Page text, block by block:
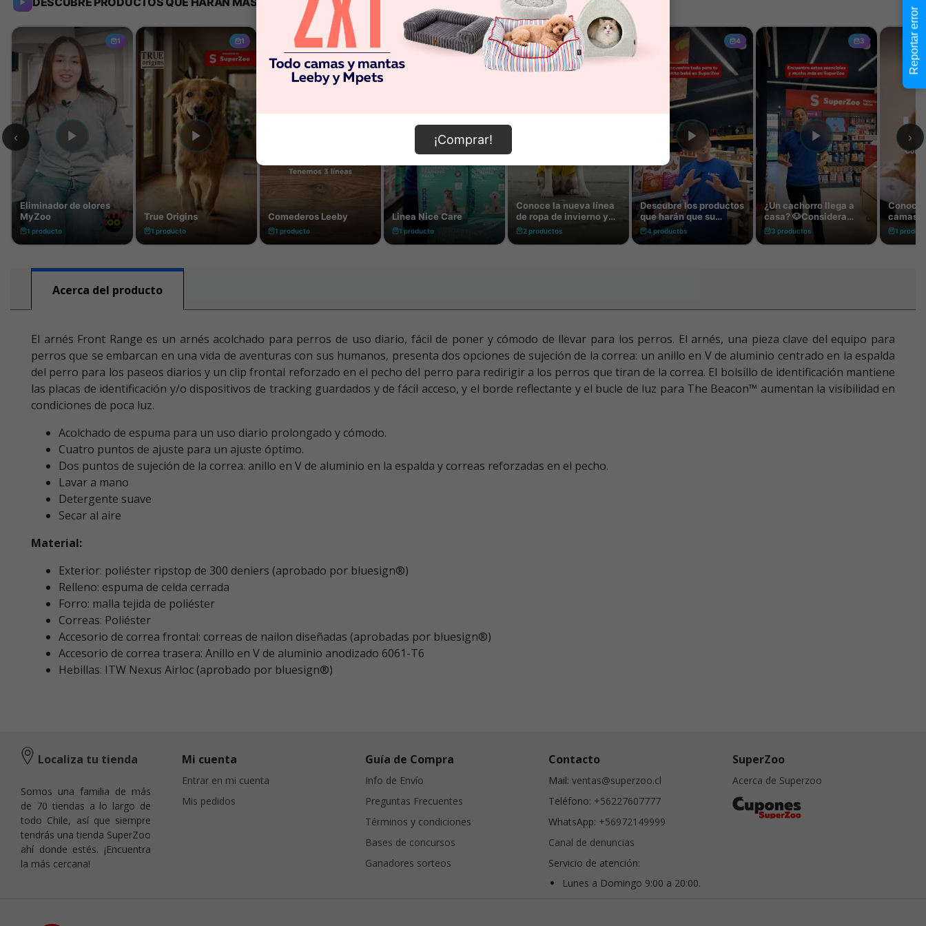
Acerca del producto
El arnés Front Range es un arnés acolchado para perros de uso diario, fácil de poner y cómodo de llevar para los perros. El arnés, una pieza clave del equipo para
perros que se embarcan en una vida de aventuras con sus humanos, presenta dos opciones de sujeción de la correa: un anillo en V de aluminio centrado en la espalda
del perro para los paseos diarios y un clip frontal reforzado en el pecho del perro para redirigir a los perros que tiran de la correa. El bolsillo de identificación mantiene
las placas de identificación y/o dispositivos de tracking guardados y de fácil acceso, y el borde reflectante y el bucle de luz para The Beacon™ aumentan la visibilidad en
condiciones de poca luz.
Acolchado de espuma para un uso diario prolongado y cómodo.
Cuatro puntos de ajuste para un ajuste óptimo.
Dos puntos de sujeción de la correa: anillo en V de aluminio en la espalda y correas reforzadas en el pecho.
Lavar a mano
Detergente suave
Secar al aire
Material:
Exterior: poliéster ripstop de 300 deniers (aprobado por bluesign®)
Relleno: espuma de celda cerrada
Forro: malla tejida de poliéster
Correas: Poliéster
Accesorio de correa frontal: correas de nailon diseñadas (aprobadas por bluesign®)
Accesorio de correa trasera: Anillo en V de aluminio anodizado 6061-T6
Hebillas: ITW Nexus Airloc (aprobado por bluesign®)
¡Comprar!
Localiza tu tienda
Somos una familia de más
de 70 tiendas a lo largo de
todo Chile, así que siempre
tendrás una tienda SuperZoo
ahí donde estés. ¡Encuentra
la más cercana!
Mi cuenta
Entrar en mi cuenta
Mis pedidos
Guía de Compra
Info de Envío
Preguntas Frecuentes
Términos y condiciones
Bases de concursos
Ganadores sorteos
Contacto
Mail: ventas@superzoo.cl
Teléfono: +56227607777
WhatsApp: +56972149999
Canal de denuncias
Servicio de atención:
Lunes a Domingo 9:00 a 20:00.
SuperZoo
Acerca de Superzoo
Reportar error